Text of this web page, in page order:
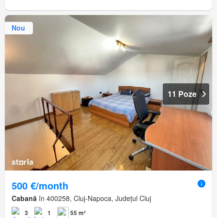
Nou
11 Poze
500 €/month
Cabană în 400258, Cluj-Napoca, Județul Cluj
3 1 55 m²